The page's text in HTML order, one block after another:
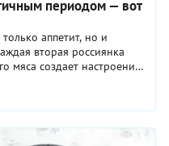
периодом — вот
аппетит, но и
вторая россиянка
мяса создает настроение
к нему